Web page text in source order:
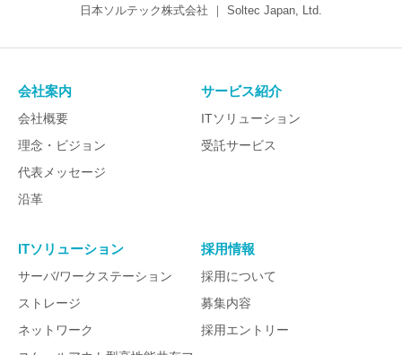
日本ソルテック株式会社 ｜ Soltec Japan, Ltd.
会社案内
会社概要
理念・ビジョン
代表メッセージ
沿革
サービス紹介
ITソリューション
受託サービス
ITソリューション
サーバ/ワークステーション
ストレージ
ネットワーク
採用情報
採用について
募集内容
採用エントリー